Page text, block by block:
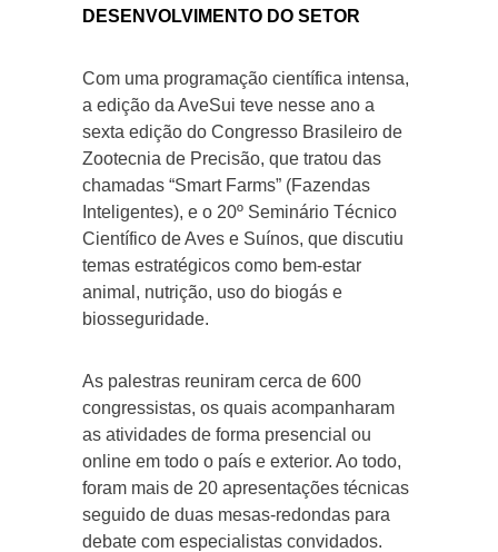
DESENVOLVIMENTO DO SETOR
Com uma programação científica intensa,
a edição da AveSui teve nesse ano a
sexta edição do Congresso Brasileiro de
Zootecnia de Precisão, que tratou das
chamadas “Smart Farms” (Fazendas
Inteligentes), e o 20º Seminário Técnico
Científico de Aves e Suínos, que discutiu
temas estratégicos como bem-estar
animal, nutrição, uso do biogás e
biosseguridade.
As palestras reuniram cerca de 600
congressistas, os quais acompanharam
as atividades de forma presencial ou
online em todo o país e exterior. Ao todo,
foram mais de 20 apresentações técnicas
seguido de duas mesas-redondas para
debate com especialistas convidados.